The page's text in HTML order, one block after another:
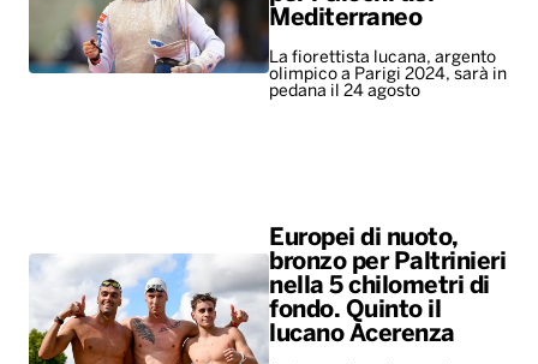
Mediterraneo
La fiorettista lucana, argento
olimpico a Parigi 2024, sarà in
pedana il 24 agosto
Europei di nuoto,
bronzo per Paltrinieri
nella 5 chilometri di
fondo. Quinto il
lucano Acerenza